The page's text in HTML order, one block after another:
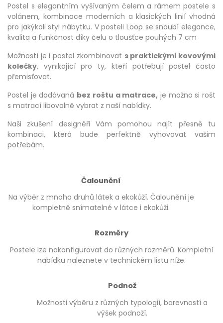
Postel s elegantním vyšívaným čelem a rámem postele s
volánem, kombinace moderních a klasických linií vhodná
pro jakýkoli styl nábytku. V posteli Loop se snoubí elegance,
kvalita a funkčnost díky čelu o tloušťce pouhých 7 cm
Možností je i postel zkombinovat s praktickými kovovými
kolečky, vynikající pro ty, kteří potřebují postel často
přemisťovat.
Postel je dodávaná bez roštu a matrace, je možno si rošt
s matrací libovolně vybrat z naší nabídky.
Naši zkušení designéři Vám pomohou najít přesně tu
kombinaci, která bude perfektně vyhovovat vašim
potřebám.
Čalounění
Na výběr z mnoha druhů látek a ekokůží. Čalounění je
kompletně snímatelné v látce i ekokůži.
Rozměry
Postele lze nakonfigurovat do různých rozměrů. Kompletní
nabídku naleznete v technickém listu níže.
Podnož
Možnosti výběru z různých typologií, barevností a
výšek podnoží.